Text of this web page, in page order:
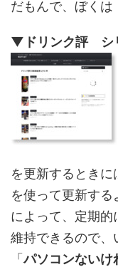
だもんで、ぼくは
▼ドリンク評 シ
を更新するとき
を使って更新する
によって、定期的
維持できるので、
「パソコンないけ